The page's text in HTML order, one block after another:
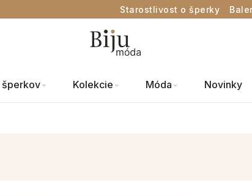
Starostlivost o šperky
šperkov Kolekcie Móda Novinky